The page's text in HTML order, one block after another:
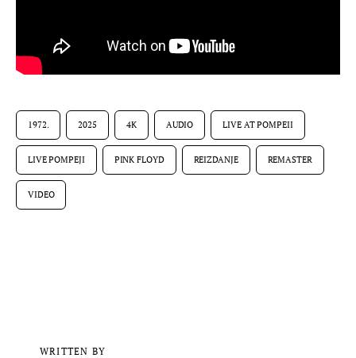
1972. 2025 4K AUDIO LIVE AT POMPEII
LIVE POMPEJI PINK FLOYD REIZDANJE REMASTER
VIDEO
WRITTEN BY